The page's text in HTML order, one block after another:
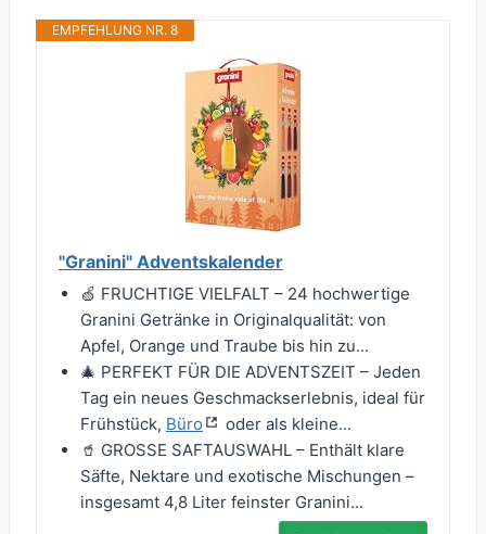
EMPFEHLUNG NR. 8
"Granini" Adventskalender
🍏 FRUCHTIGE VIELFALT – 24 hochwertige
Granini Getränke in Originalqualität: von
Apfel, Orange und Traube bis hin zu...
🎄 PERFEKT FÜR DIE ADVENTSZEIT – Jeden
Tag ein neues Geschmackserlebnis, ideal für
Frühstück, Büro
oder als kleine...
🥤 GROSSE SAFTAUSWAHL – Enthält klare
Säfte, Nektare und exotische Mischungen –
insgesamt 4,8 Liter feinster Granini...